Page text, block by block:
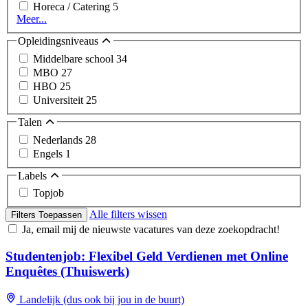
Horeca / Catering 5
Meer...
Opleidingsniveaus
Middelbare school 34
MBO 27
HBO 25
Universiteit 25
Talen
Nederlands 28
Engels 1
Labels
Topjob
Filters Toepassen
Alle filters wissen
Ja, email mij de nieuwste vacatures van deze zoekopdracht!
Studentenjob: Flexibel Geld Verdienen met Online
Enquêtes (Thuiswerk)
Landelijk (dus ook bij jou in de buurt)